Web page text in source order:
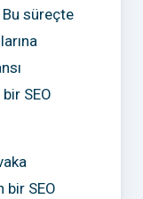
süreçte
SEO
bir SEO